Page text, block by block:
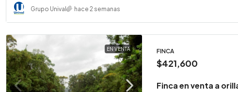
Grupo Unival hace 2 semanas
EN VENTA FINCA
$421,600
Finca en venta a